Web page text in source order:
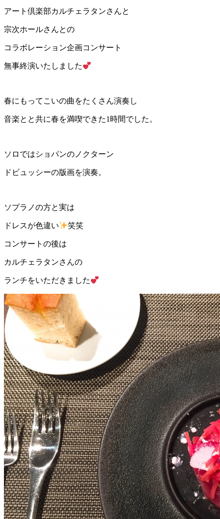
アート倶楽部カルチェラタンさんと
宗次ホールさんとの
コラボレーション企画コンサート
無事終演いたしました
春にもってこいの曲をたくさん演奏し
音楽とと共に春を満喫できた1時間でした。
ソロではショパンのノクターン
ドビュッシーの版画を演奏。
ソプラノの方と実は
ドレスが色違い 笑笑
コンサートの後は
カルチェラタンさんの
ランチをいただきました